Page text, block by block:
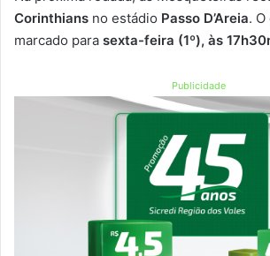
Corinthians no estádio Passo D’Areia.
marcado para sexta-feira (1º), às
Publicidade